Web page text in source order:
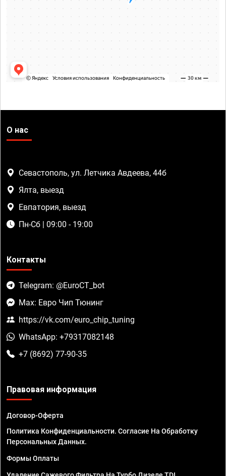
О нас
Севастополь, ул. Летчика Авдеева, 44б
Ялта, выезд
Евпатория, выезд
Пн-Сб | 09:00 - 19:00
Контакты
Telegram: @EuroCT_bot
Max: Евро Чип Тюнинг
https://vk.com/euro_chip_tuning
WhatsApp: +79317082148
+7 (8692) 77-90-35
Правовая информация
Договор-Оферта
Политика Конфиденциальности. Согласие На Обработку
Персональных Данных.
Формы Оплаты